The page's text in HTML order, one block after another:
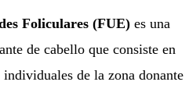
Foliculares (FUE) es una
de cabello que consiste en
de la zona donante